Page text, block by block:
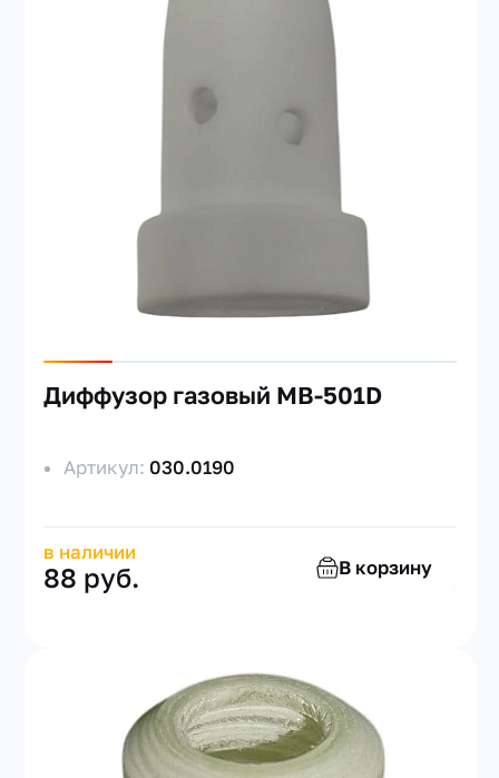
Диффузор газовый MB-501D
Артикул: 030.0190
в наличии
88 руб. В корзину